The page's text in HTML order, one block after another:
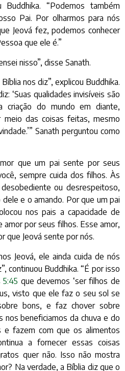
Buddhika. “Podemos também
Pai. Por olharmos para nós
Jeová fez, podemos conhecer
que ele é.”
nisso”, disse Sanath.
nos diz”, explicou Buddhika.
‘Suas qualidades invisíveis são
criação do mundo em diante,
meio das coisas feitas, mesmo
Sanath perguntou como
que um pai sente por seus
sempre cuida dos filhos. Às
ou desrespeitoso,
e o amando. Por que um pai
nos pais a capacidade de
amor por seus filhos. Esse amor,
que Jeová sente por nós.
Jeová, ele ainda cuida de nós
continuou Buddhika. “É por isso
5:45 que devemos ‘ser filhos de
visto que ele faz o seu sol se
bons, e faz chover sobre
nos beneficiamos da chuva e do
e fazem com que os alimentos
a fornecer essas coisas
quer não. Isso não mostra
Na verdade, a Bíblia diz que o